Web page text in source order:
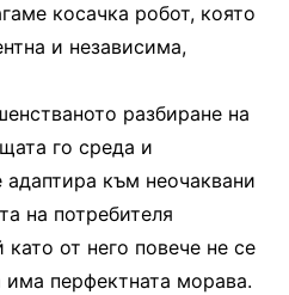
косачка робот, която
и независима,
разбиране на
го среда и
към неочаквани
на потребителя
от него повече не се
има перфектната морава.